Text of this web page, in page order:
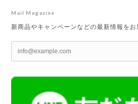
Mail Magazine
新商品やキャンペーンなどの最新情報をお